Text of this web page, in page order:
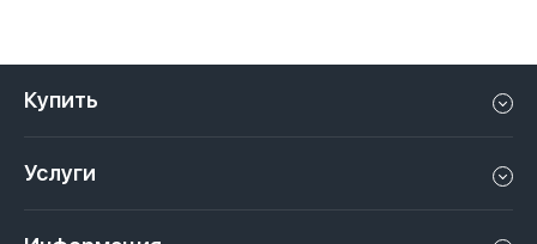
Купить
Апартаменты в Дубае
Услуги